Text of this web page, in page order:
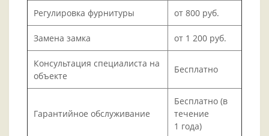
Регулировка фурнитуры от 800 руб.
Замена замка от 1 200 руб.
Консультация специалиста на
объекте
Бесплатно
Гарантийное обслуживание
Бесплатно (в
течение
1 года)